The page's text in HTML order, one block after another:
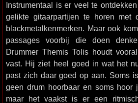
Instrumentaal is er veel te
gelikte gitaarpartijen te horen met
blackmetalkenmerken. Maar ook
passages voorbij die doen
Drummer Themis Tolis houdt
vast. Hij ziet heel goed in wat het
past zich daar goed op aan. Soms
geen drum hoorbaar en soms hoor
maar het vaakst is er een